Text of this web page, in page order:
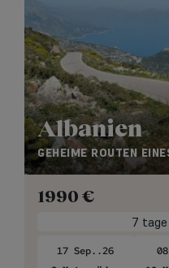
Albanien
GEHEIME ROUTEN
1990 €
7
17 Sep..26